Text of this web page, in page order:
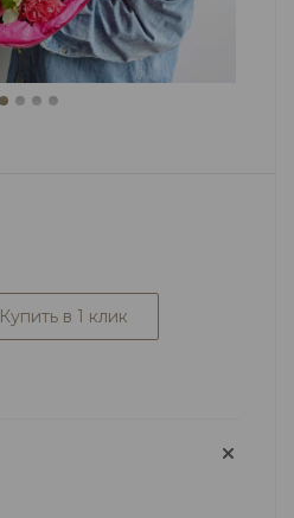
Купить в 1 клик